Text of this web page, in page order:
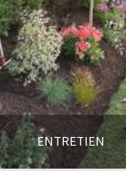
ENTRETIEN